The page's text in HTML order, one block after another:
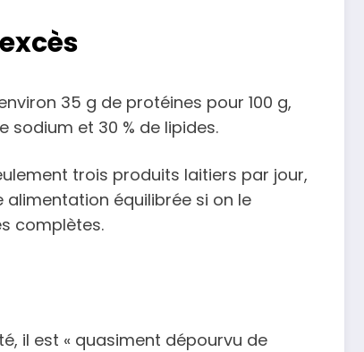
35 g de protéines pour 100 g,
sodium et 30 % de lipides.
trois produits laitiers par jour,
équilibrée si on le
complètes.
il est « quasiment dépourvu de